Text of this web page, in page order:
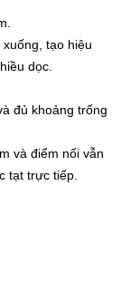
tạo hiệu
dọc.
đủ khoảng trống
và điểm nối vẫn
tạt trực tiếp.